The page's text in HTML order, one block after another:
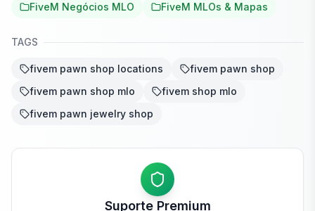
FiveM Negócios MLO FiveM MLOs & Mapas
TAGS
fivem pawn shop locations
fivem pawn shop
fivem pawn shop mlo
fivem shop mlo
fivem pawn jewelry shop
Suporte Premium